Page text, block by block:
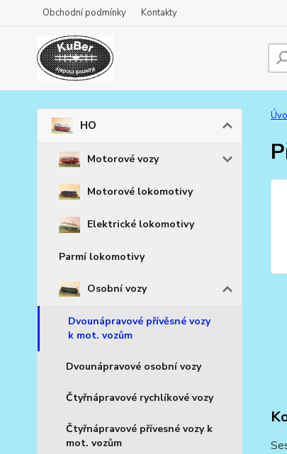
Obchodní podmínky Kontakty
HO
Motorové vozy
Motorové lokomotivy
Elektrické lokomotivy
Parmí lokomotivy
Osobní vozy
Dvounápravové přívěsné vozy
k mot. vozům
Dvounápravové osobní vozy
Čtyřnápravové rychlíkové vozy
Čtyřnápravové přívesné vozy k
mot. vozům